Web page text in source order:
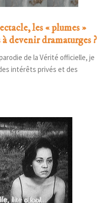
les « plumes »
devenir dramaturges ?
de la Vérité officielle, je
intérêts privés et des